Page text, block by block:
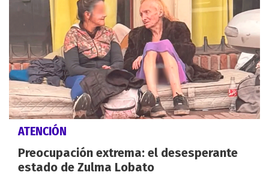
ATENCIÓN
Preocupación extrema: el desesperante
estado de Zulma Lobato